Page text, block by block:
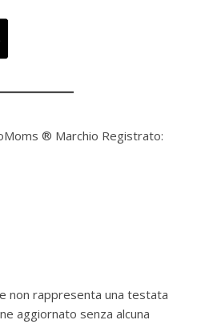
® Marchio Registrato:
non rappresenta una testata
aggiornato senza alcuna